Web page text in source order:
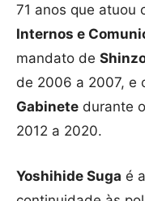
71 anos que atuou
Internos e
mandato de
de 2006 a 2007, e
Gabinete durante
2012 a 2020.
Yoshihide Suga é